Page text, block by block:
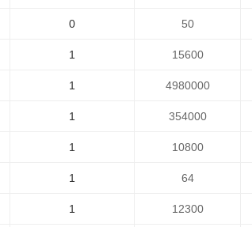
0 50
1 15600
1 4980000
1 354000
1 10800
1 64
1 12300